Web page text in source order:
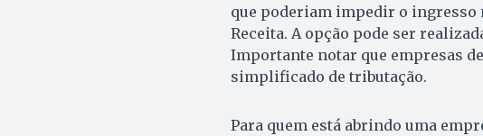
que poderiam impedir o ingresso
Receita. A opção pode ser
Importante notar que empresas
simplificado de tributação.
Para quem está abrindo uma